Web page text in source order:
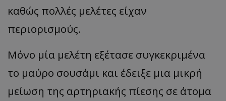
καθώς πολλές μελέτες είχαν
περιορισμούς.
Μόνο μία μελέτη εξέτασε συγκεκριμένα
το μαύρο σουσάμι και έδειξε μια μικρή
μείωση της αρτηριακής πίεσης σε άτομα